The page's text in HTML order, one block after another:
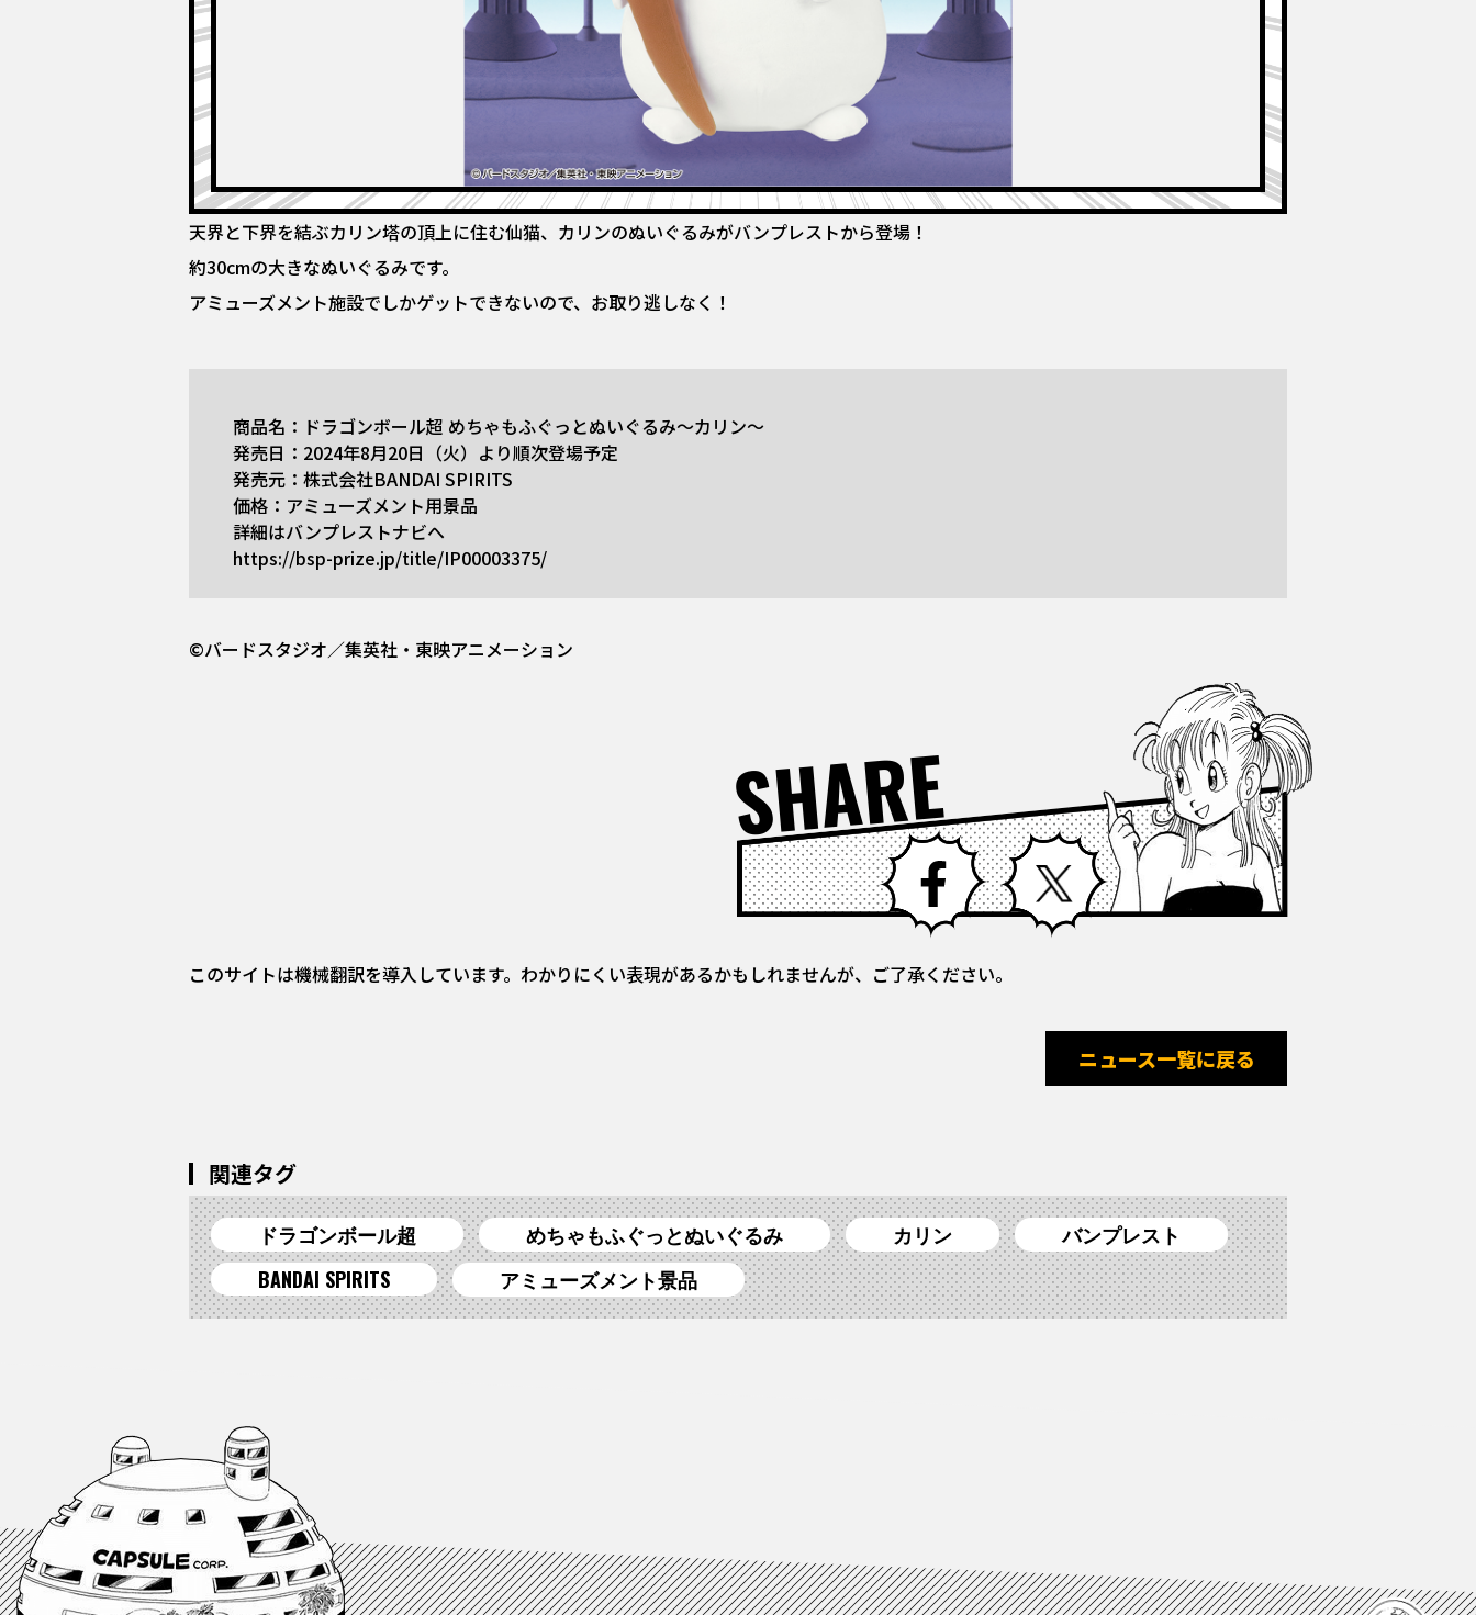
天界と下界を結ぶカリン塔の頂上に住む仙猫、カリンのぬいぐるみがバンプレストから登場！
約30cmの大きなぬいぐるみです。
アミューズメント施設でしかゲットできないので、お取り逃しなく！
商品名：ドラゴンボール超 めちゃもふぐっとぬいぐるみ～カリン～
発売日：2024年8月20日（火）より順次登場予定
発売元：株式会社BANDAI SPIRITS
価格：アミューズメント用景品
詳細はバンプレストナビへ
https://bsp-prize.jp/title/IP00003375/
©バードスタジオ／集英社・東映アニメーション
SHARE Facebook X
このサイトは機械翻訳を導入しています。わかりにくい表現があるかもしれませんが、ご了承ください。
ニュース一覧に戻る
関連タグ
ドラゴンボール超 めちゃもふぐっとぬいぐるみ カリン
バンプレスト
BANDAI SPIRITS
アミューズメント景品